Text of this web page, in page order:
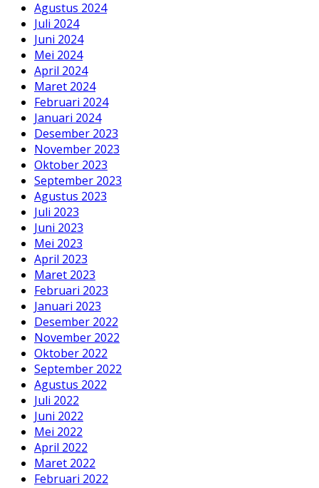
Agustus 2024
Juli 2024
Juni 2024
Mei 2024
April 2024
Maret 2024
Februari 2024
Januari 2024
Desember 2023
November 2023
Oktober 2023
September 2023
Agustus 2023
Juli 2023
Juni 2023
Mei 2023
April 2023
Maret 2023
Februari 2023
Januari 2023
Desember 2022
November 2022
Oktober 2022
September 2022
Agustus 2022
Juli 2022
Juni 2022
Mei 2022
April 2022
Maret 2022
Februari 2022